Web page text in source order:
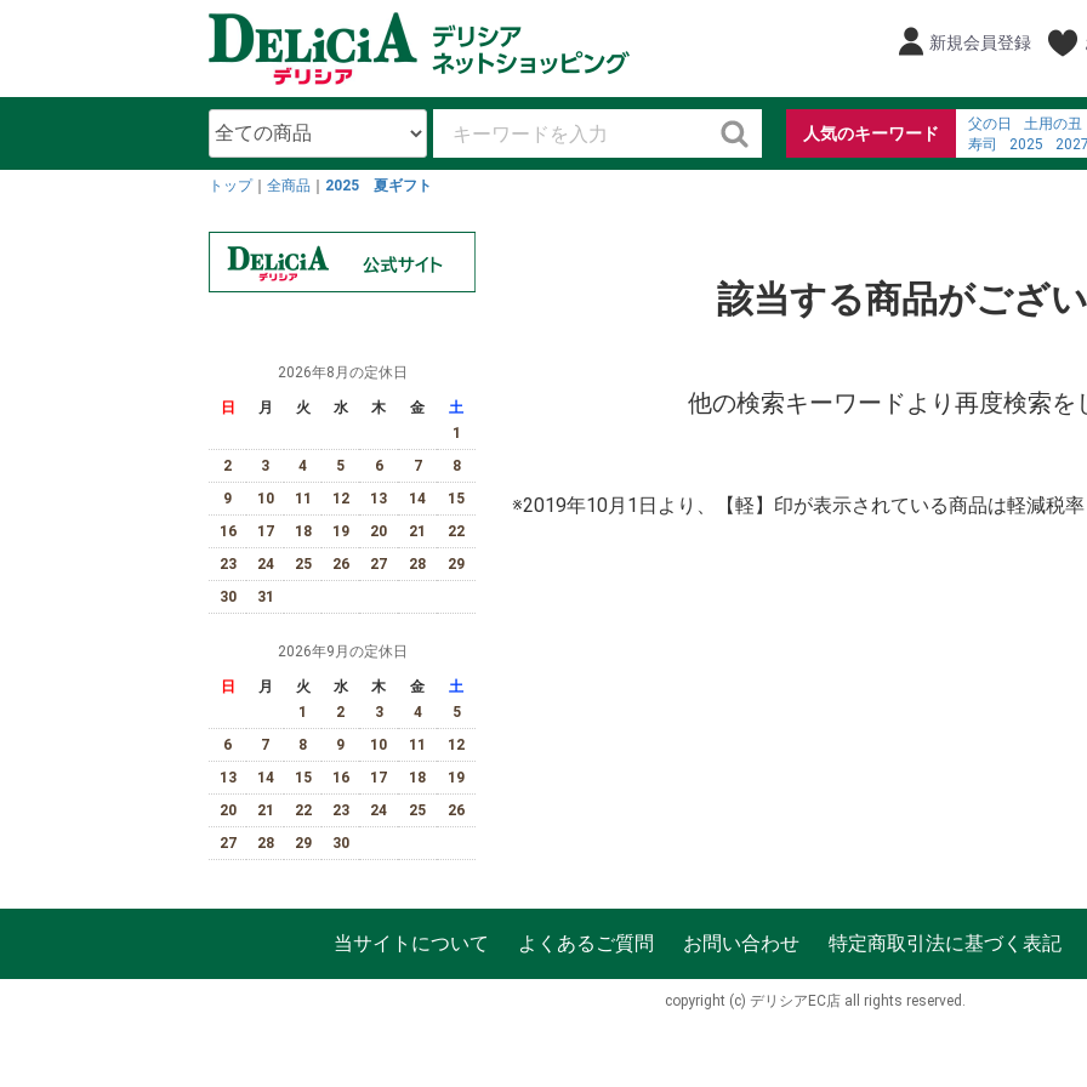
新規会員登録
人気のキーワード 父の日 土用の丑
寿司
2025 2027
トップ 全商品 2025 夏ギフト
2026年8月の定休日
日 月 火 水 木 金
土
1
2
3 4 5 6 7
8
9
10 11 12 13 14
15
16
17 18 19 20 21
22
23
24 25 26 27 28
29
30
31
2026年9月の定休日
日 月 火 水 木 金
土
1
2 3 4
5
6
7 8 9 10 11
12
13
14 15 16 17 18
19
20
21 22 23 24 25
26
27
28 29 30
該当する商品がござい
他の検索キーワードより再度検索を
※2019年10月1日より、【軽】印が表示されている商品は軽減税率
当サイトについて よくあるご質問 お問い合わせ 特定商取引法に基づく表記
copyright (c) デリシアEC店 all rights reserved.